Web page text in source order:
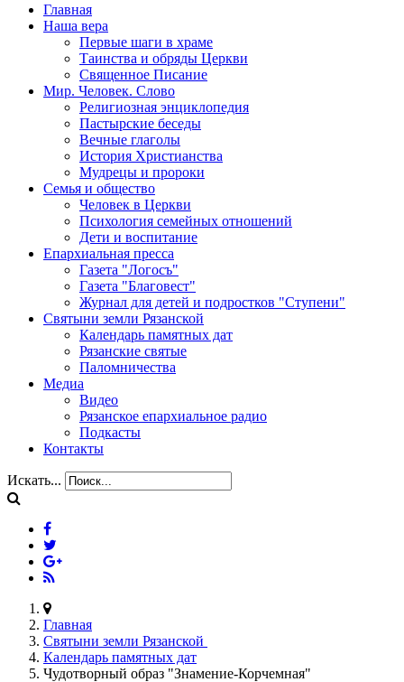
Главная
Наша вера
Первые шаги в храме
Таинства и обряды Церкви
Священное Писание
Мир. Человек. Слово
Религиозная энциклопедия
Пастырские беседы
Вечные глаголы
История Христианства
Мудрецы и пророки
Семья и общество
Человек в Церкви
Психология семейных отношений
Дети и воспитание
Епархиальная пресса
Газета "Логосъ"
Газета "Благовест"
Журнал для детей и подростков "Ступени"
Святыни земли Рязанской
Календарь памятных дат
Рязанские святые
Паломничества
Медиа
Видео
Рязанское епархиальное радио
Подкасты
Контакты
Искать...
Главная
Святыни земли Рязанской
Календарь памятных дат
Чудотворный образ "Знамение-Корчемная"